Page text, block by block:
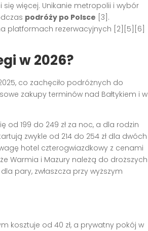
więcej. Unikanie metropolii i wybór
podróży po Polsce [3].
platformach rezerwacyjnych [2][5][6]
w 2026?
co zachęciło podróżnych do
zakupy terminów nad Bałtykiem i w
199 do 249 zł za noc, a dla rodzin
zwykle od 214 do 254 zł dla dwóch
hotel czterogwiazdkowy z cenami
Warmia i Mazury należą do droższych
pary, zwłaszcza przy wyższym
kosztuje od 40 zł, a prywatny pokój w